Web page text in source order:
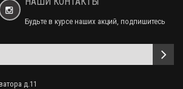
без ГУР Lexus Es, Toyota Camry TY123R
23252руб.
без ГУР Lexus Rx, Toyota Venza TY114R
Будьте в курсе наших акций, подпишитесь
д.11